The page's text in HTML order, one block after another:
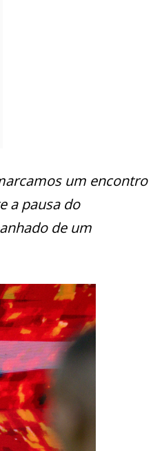
um encontro
a pausa do
de um